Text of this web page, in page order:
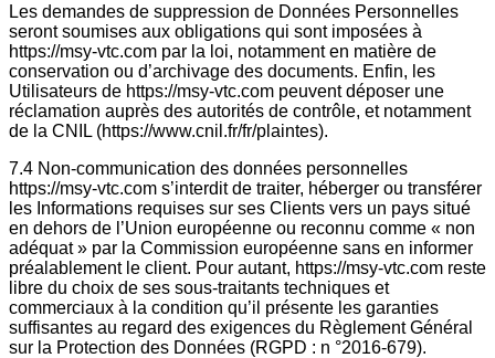
Les demandes de suppression de Données Personnelles
seront soumises aux obligations qui sont imposées à
https://msy-vtc.com par la loi, notamment en matière de
conservation ou d’archivage des documents. Enfin, les
Utilisateurs de https://msy-vtc.com peuvent déposer une
réclamation auprès des autorités de contrôle, et notamment
de la CNIL (https://www.cnil.fr/fr/plaintes).
7.4 Non-communication des données personnelles
https://msy-vtc.com s’interdit de traiter, héberger ou transférer
les Informations requises sur ses Clients vers un pays situé
en dehors de l’Union européenne ou reconnu comme « non
adéquat » par la Commission européenne sans en informer
préalablement le client. Pour autant, https://msy-vtc.com reste
libre du choix de ses sous-traitants techniques et
commerciaux à la condition qu’il présente les garanties
suffisantes au regard des exigences du Règlement Général
sur la Protection des Données (RGPD : n °2016-679).